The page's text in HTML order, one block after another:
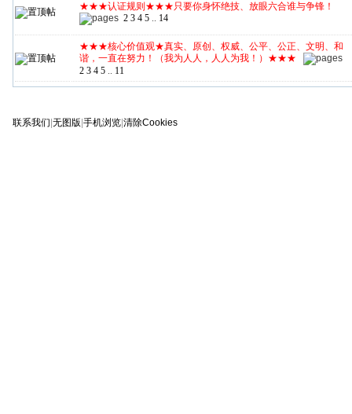
★★★认证规则★★★只要你身怀绝技、放眼六合谁与争锋！
2 3 4 5 .. 14
★★★核心价值观★真实、原创、权威、公平、公正、文明、和
谐，一直在努力！（我为人人，人人为我！）★★★
2 3 4 5 .. 11
联系我们 |无图版 |手机浏览 |清除Cookies